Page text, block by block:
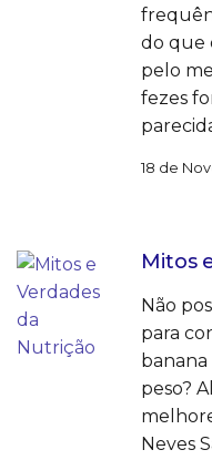
do que
pelo
fezes
18 de
Mitos
Não
para
peso?
Neves